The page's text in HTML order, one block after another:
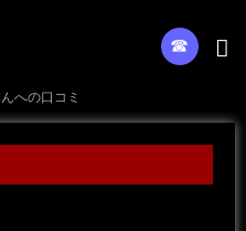
☎︎
への口コミ